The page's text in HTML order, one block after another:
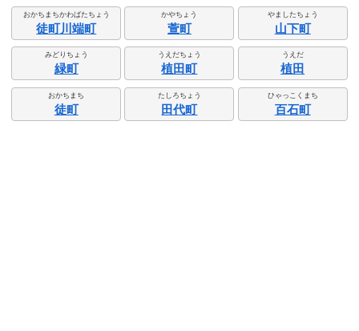
おかちまちかわばたちょう
徒町川端町
かやちょう
萱町
やましたちょう
山下町
みどりちょう
緑町
うえだちょう
植田町
うえだ
植田
おかちまち
徒町
たしろちょう
田代町
ひゃっこくまち
百石町